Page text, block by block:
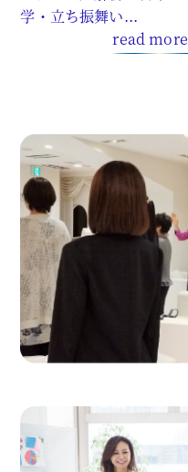
学・立ち振舞い...
read more